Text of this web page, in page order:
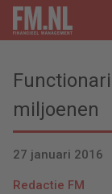
miljoenen
27 januari 2016
Redactie FM